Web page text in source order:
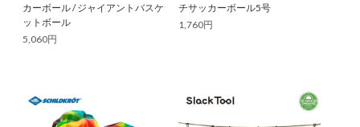
カーボール / ジャイアントバスケ
ットボール
5,060円
チサッカーボール5号
1,760円